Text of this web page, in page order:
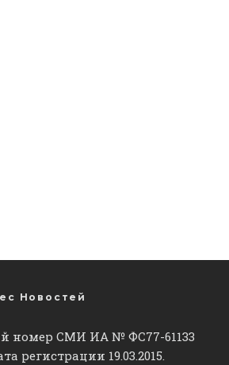
Новостей
номер СМИ ИА № ФС77-61133
регистрации 19.03.2015.